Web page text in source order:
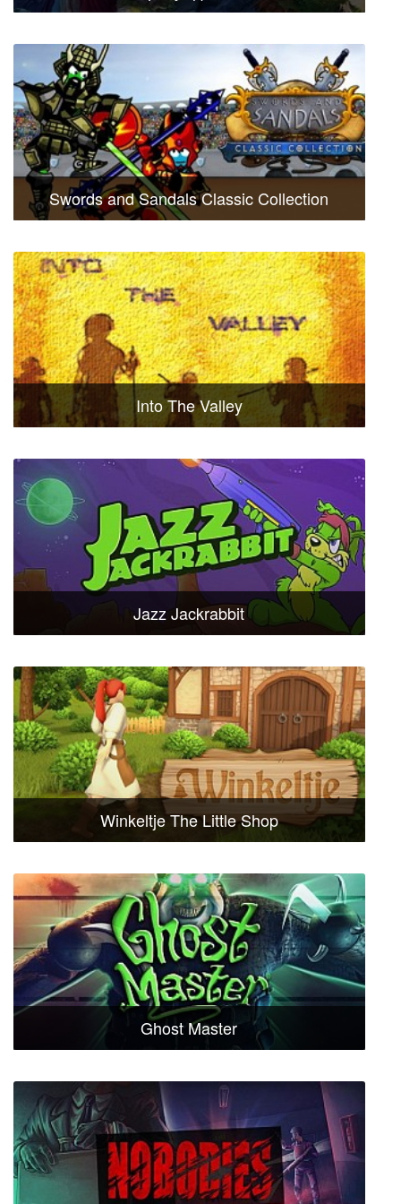
Swords and Sandals Classic Collection
Into The Valley
Jazz Jackrabbit
Winkeltje The Little Shop
Ghost Master